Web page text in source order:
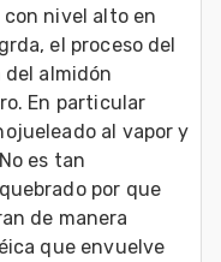
nivel alto en
el proceso del
almidón
En particular
al vapor y
es tan
por que
de manera
que envuelve